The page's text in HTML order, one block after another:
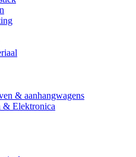
& aanhangwagens
& Elektronica